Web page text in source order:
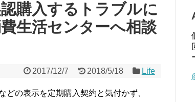
購入するトラブルに
生活センターへ相談
2017/12/7 2018/5/18 Life
どの表示を定期購入契約と気付かず、